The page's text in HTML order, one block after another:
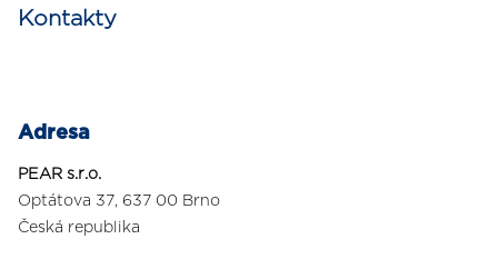
Kontakty
Adresa
PEAR s.r.o.
Optátova 37, 637 00 Brno
Česká republika